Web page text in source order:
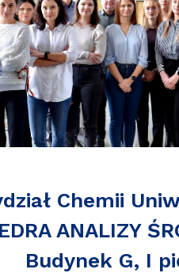
Chemii
ANALIZY
Budynek G, I